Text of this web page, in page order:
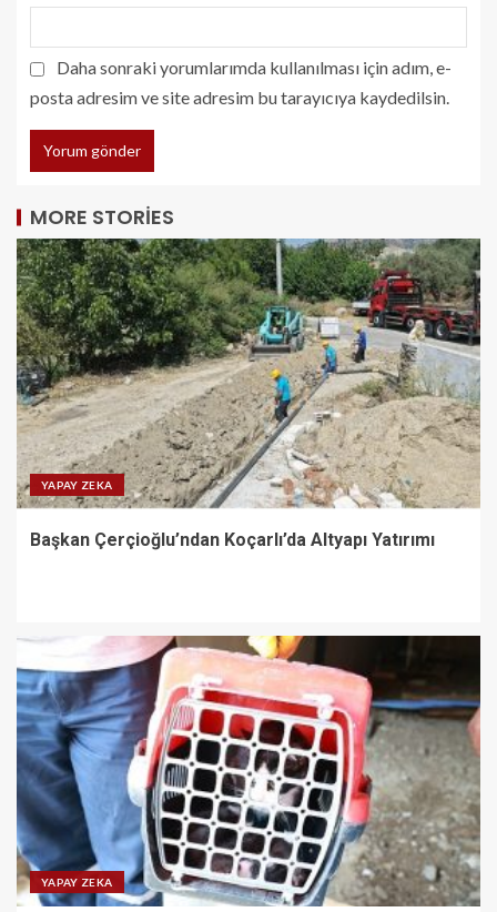
Daha sonraki yorumlarımda kullanılması için adım, e-
posta adresim ve site adresim bu tarayıcıya kaydedilsin.
MORE STORIES
YAPAY ZEKA
Başkan Çerçioğlu’ndan Koçarlı’da Altyapı Yatırımı
YAPAY ZEKA